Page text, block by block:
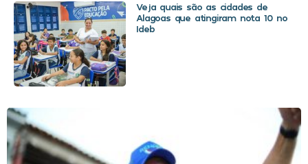
Veja quais são as cidades de
Alagoas que atingiram nota 10 no
Ideb